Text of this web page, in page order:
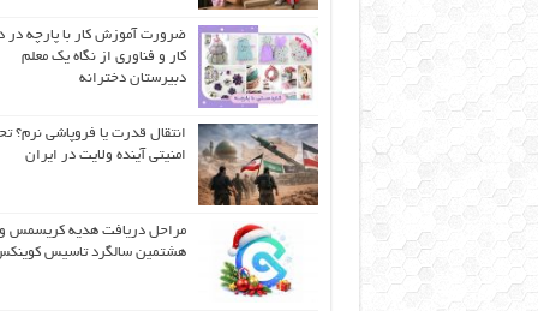
ضرورت آموزش کار با پارچه
کار و فناوری از نگاه یک معلم
دبیرستان دخترانه
انتقال قدرت یا فروپاشی نرم؟
امنیتی آینده ولایت در ایران
مراحل دریافت هدیه کریسمس و
هشتمین سالگرد تاسیس